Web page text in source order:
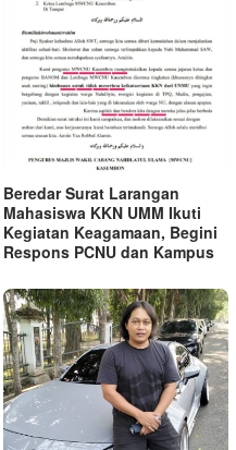
Beredar Surat Larangan
Mahasiswa KKN UMM Ikuti
Kegiatan Keagamaan, Begini
Respons PCNU dan Kampus